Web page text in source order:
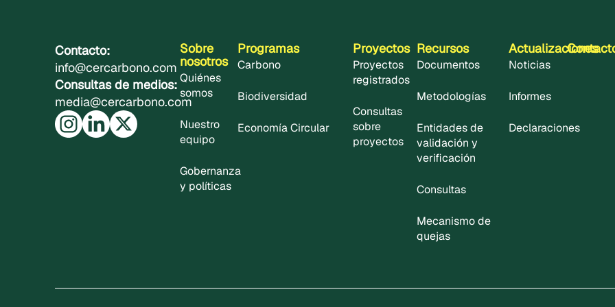
Contacto:
info@cercarbono.com
Consultas de medios:
media@cercarbono.com
Sobre
nosotros
Quiénes
somos
Nuestro
equipo
Gobernanza
y políticas
Programas
Carbono
Biodiversidad
Economía Circular
Proyectos
Proyectos
registrados
Consultas
sobre
proyectos
Recursos
Documentos
Metodologías
Entidades de
validación y
verificación
Consultas
Mecanismo de
quejas
Actualizaciones
Noticias
Informes
Declaraciones